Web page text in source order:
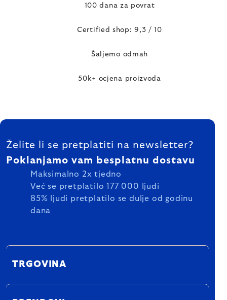
100 dana za povrat
Certified shop: 9,3 / 10
Šaljemo odmah
50k+ ocjena proizvoda
FOOTER
Želite li se pretplatiti na newsletter?
Poklanjamo vam besplatnu dostavu
Maksimalno 2x tjedno
Već se pretplatilo 177 000 ljudi
85% ljudi pretplatilo se dulje od godinu
dana
TRGOVINA